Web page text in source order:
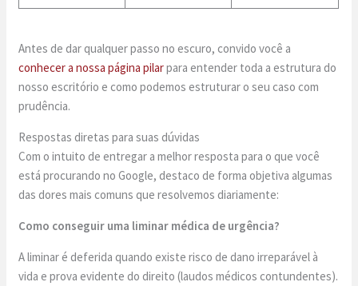
Antes de dar qualquer passo no escuro, convido você a
conhecer a nossa página pilarpara entender toda a estrutura do
nosso escritório e como podemos estruturar o seu caso com
prudência.
Respostas diretas para suas dúvidas
Com o intuito de entregar a melhor resposta para o que você
está procurando no Google, destaco de forma objetiva algumas
das dores mais comuns que resolvemos diariamente:
Como conseguir uma liminar médica de urgência?
A liminar é deferida quando existe risco de dano irreparável à
vida e prova evidente do direito (laudos médicos contundentes).